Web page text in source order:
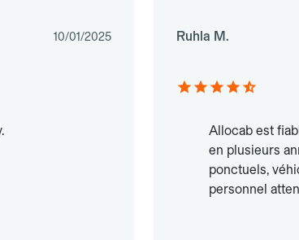
10/01/2025 Ruhla M.
Allocab est
en plusieurs
ponctuels,
personnel